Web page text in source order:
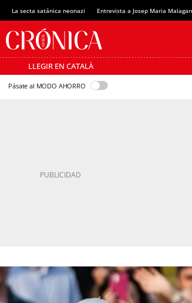
La secta satánica neonazi Entrevista a Josep Maria
LLEGIR EN CATALÀ
Pásate al MODO AHORRO